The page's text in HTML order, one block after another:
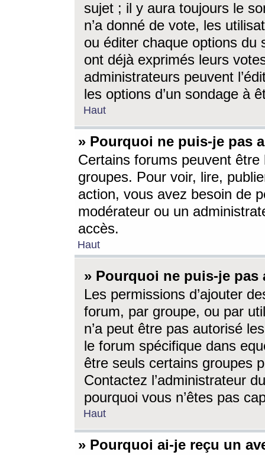
sujet ; il y aura toujours le
n’a donné de vote, les
ou éditer chaque options du
ont déjà exprimés leurs
administrateurs peuvent
les options d’un sondage à
Haut
» Pourquoi ne puis-je pas
Certains forums peuvent être
groupes. Pour voir, lire,
action, vous avez besoin de
modérateur ou un
accès.
Haut
» Pourquoi ne puis-je
Les permissions d’ajouter
forum, par groupe, ou par
n’a peut être pas autorisé
le forum spécifique dans
être seuls certains groupes
Contactez l’administrateur
pourquoi vous n’êtes pas
Haut
» Pourquoi ai-je reçu un